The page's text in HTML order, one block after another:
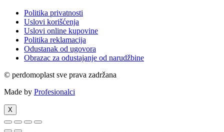
Politika privatnosti
Uslovi korišćenja
Uslovi online kupovine
Politika reklamacija
Odustanak od ugovora
Obrazac za odustajanje od narudžbine
© perdomoplast sve prava zadržana
Made by Profesionalci
X